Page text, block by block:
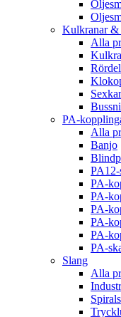
Kulkranar &
Alla
PA-
Alla
Banjo
PA-
PA-
PA-
PA-
PA-
PA-
Slang
Alla